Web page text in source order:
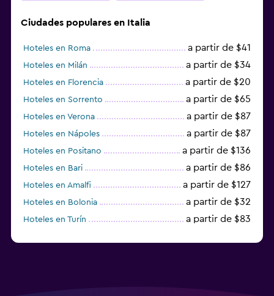
Ciudades populares en Italia
Hoteles en Roma a partir de $41
Hoteles en Milán a partir de $34
Hoteles en Florencia a partir de $20
Hoteles en Sorrento a partir de $65
Hoteles en Verona a partir de $87
Hoteles en Nápoles a partir de $87
Hoteles en Positano a partir de $136
Hoteles en Bari a partir de $86
Hoteles en Amalfi a partir de $127
Hoteles en Bolonia a partir de $32
Hoteles en Turín a partir de $83